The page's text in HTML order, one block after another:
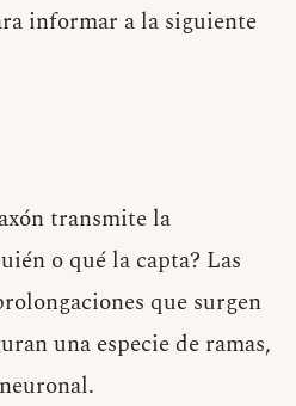
informar a la siguiente
transmite la
o qué la capta? Las
que surgen
una especie de ramas,